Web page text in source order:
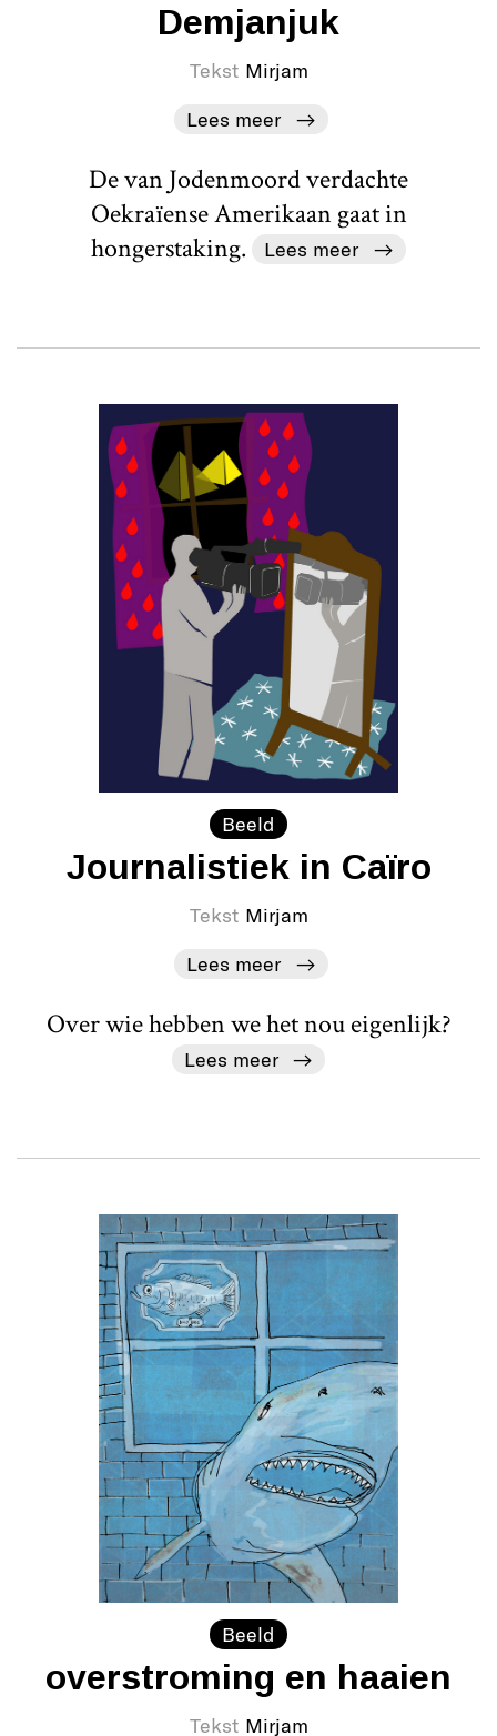
Demjanjuk
Tekst Mirjam
Lees meer
De van Jodenmoord verdachte
Oekraïense Amerikaan gaat in
hongerstaking.
Lees meer
Beeld
Journalistiek in Caïro
Tekst Mirjam
Lees meer
Over wie hebben we het nou eigenlijk?
Lees meer
Beeld
overstroming en haaien
Tekst Mirjam